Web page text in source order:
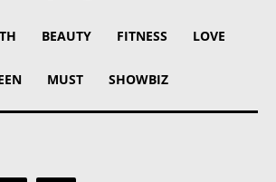
BEAUTY FITNESS LOVE
MUST SHOWBIZ